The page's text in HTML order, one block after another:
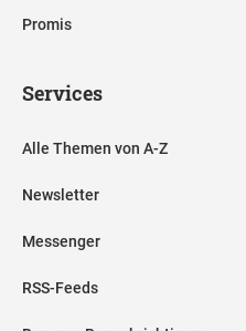
Promis
Services
Alle Themen von A-Z
Newsletter
Messenger
RSS-Feeds